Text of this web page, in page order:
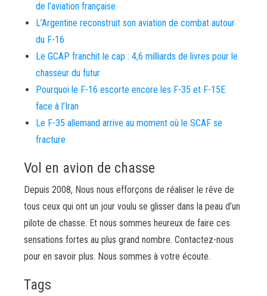
de l’aviation française
L’Argentine reconstruit son aviation de combat autour
du F-16
Le GCAP franchit le cap : 4,6 milliards de livres pour le
chasseur du futur
Pourquoi le F-16 escorte encore les F-35 et F-15E
face à l’Iran
Le F-35 allemand arrive au moment où le SCAF se
fracture
Vol en avion de chasse
Depuis 2008, Nous nous efforçons de réaliser le rêve de
tous ceux qui ont un jour voulu se glisser dans la peau d’un
pilote de chasse. Et nous sommes heureux de faire ces
sensations fortes au plus grand nombre. Contactez-nous
pour en savoir plus. Nous sommes à votre écoute.
Tags